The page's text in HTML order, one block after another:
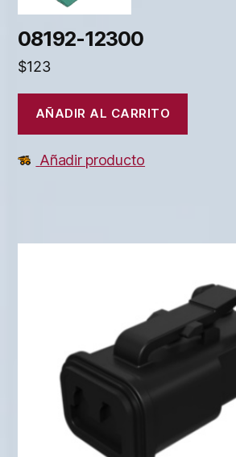
08192-12300
$123
AÑADIR AL CARRITO
Añadir producto